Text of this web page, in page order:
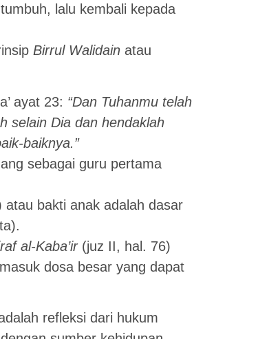
lalu kembali kepada
Birrul Walidain atau
ayat 23: “Dan Tuhanmu telah
selain Dia dan hendaklah
baiknya.”
sebagai guru pertama
atau bakti anak adalah dasar
al-Kaba’ir(juz II, hal. 76)
dosa besar yang dapat
refleksi dari hukum